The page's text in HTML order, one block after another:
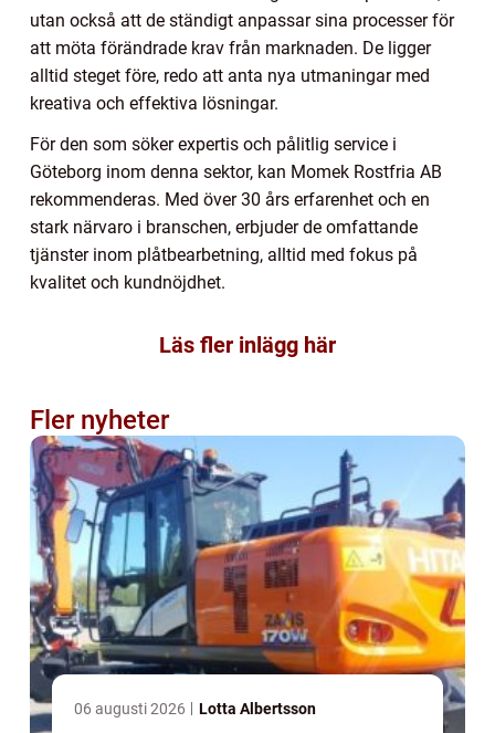
utan också att de ständigt anpassar sina processer för
att möta förändrade krav från marknaden. De ligger
alltid steget före, redo att anta nya utmaningar med
kreativa och effektiva lösningar.
För den som söker expertis och pålitlig service i
Göteborg inom denna sektor, kan Momek Rostfria AB
rekommenderas. Med över 30 års erfarenhet och en
stark närvaro i branschen, erbjuder de omfattande
tjänster inom plåtbearbetning, alltid med fokus på
kvalitet och kundnöjdhet.
Läs fler inlägg här
Fler nyheter
06 augusti 2026 Lotta Albertsson